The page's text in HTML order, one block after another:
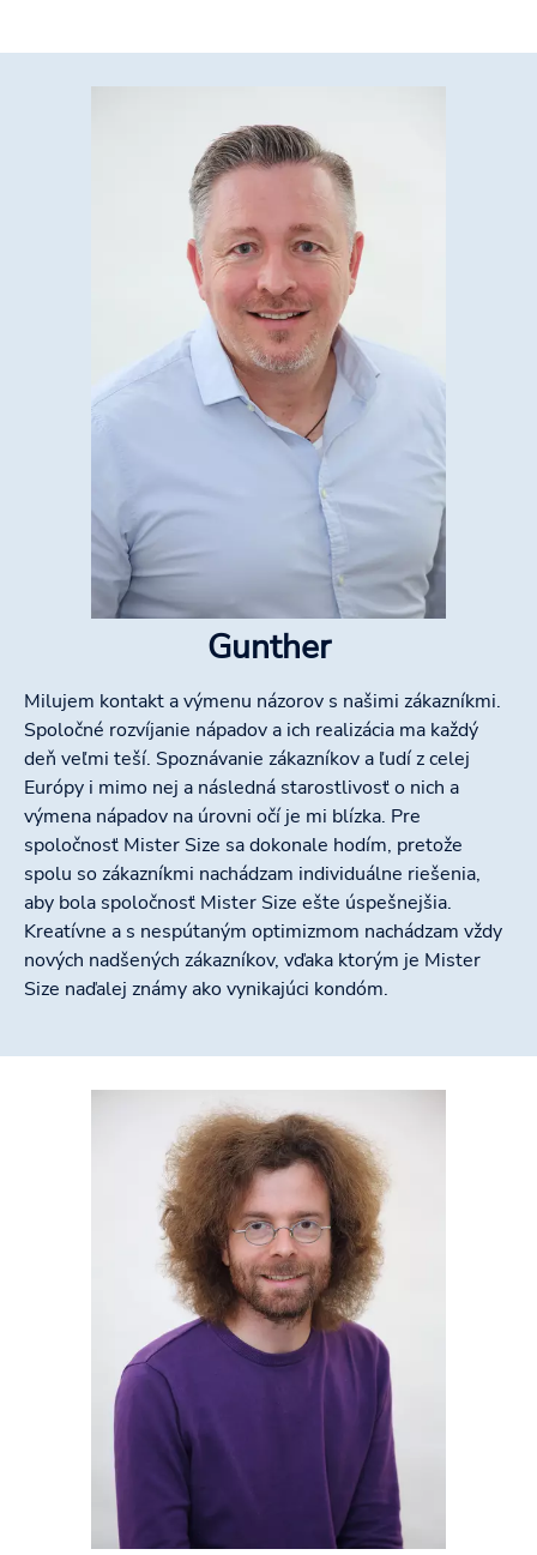
Gunther
Milujem kontakt a výmenu názorov s našimi zákazníkmi.
Spoločné rozvíjanie nápadov a ich realizácia ma každý
deň veľmi teší. Spoznávanie zákazníkov a ľudí z celej
Európy i mimo nej a následná starostlivosť o nich a
výmena nápadov na úrovni očí je mi blízka. Pre
spoločnosť Mister Size sa dokonale hodím, pretože
spolu so zákazníkmi nachádzam individuálne riešenia,
aby bola spoločnosť Mister Size ešte úspešnejšia.
Kreatívne a s nespútaným optimizmom nachádzam vždy
nových nadšených zákazníkov, vďaka ktorým je Mister
Size naďalej známy ako vynikajúci kondóm.